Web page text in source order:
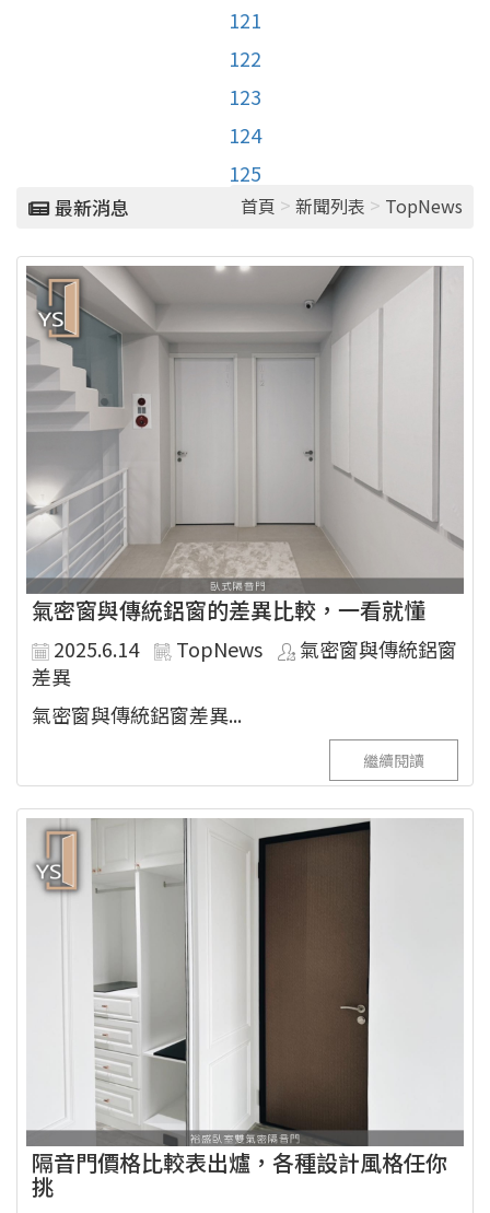
121
122
123
124
125
最新消息 首頁 > 新聞列表 > TopNews
氣密窗與傳統鋁窗的差異比較，一看就懂
2025.6.14 TopNews
氣密窗與傳統鋁窗
差異
氣密窗與傳統鋁窗差異...
繼續閱讀
隔音門價格比較表出爐，各種設計風格任你
挑